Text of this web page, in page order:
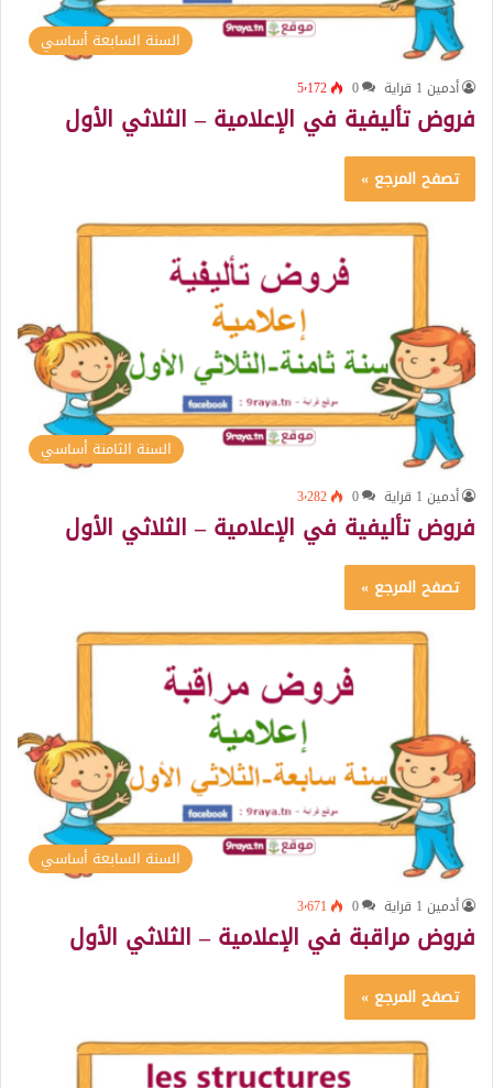
السنة السابعة أساسي
أدمين 1 قراية 0 5٬172
فروض تأليفية في الإعلامية – الثلاثي الأول
تصفح المرجع »
السنة الثامنة أساسي
أدمين 1 قراية 0 3٬282
فروض تأليفية في الإعلامية – الثلاثي الأول
تصفح المرجع »
السنة السابعة أساسي
أدمين 1 قراية 0 3٬671
فروض مراقبة في الإعلامية – الثلاثي الأول
تصفح المرجع »